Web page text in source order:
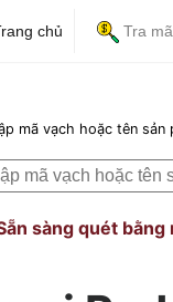
chủ Tra
mã vạch hoặc tên
sàng quét bằng